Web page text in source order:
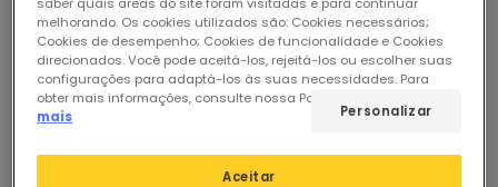
melhorando. Os cookies utilizados são: Cookies necessários;
Cookies de desempenho; Cookies de funcionalidade e Cookies
direcionados. Você pode aceitá-los, rejeitá-los ou escolher suas
configurações para adaptá-los às suas necessidades. Para
obter mais informações, consulte nossa Política de Cookies.
mais
Aceitar
Personalizar